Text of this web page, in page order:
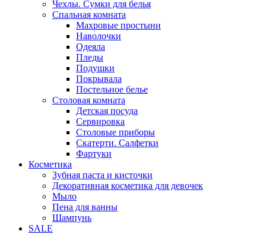
Чехлы. Сумки для белья
Спальная комната
Махровые простыни
Наволочки
Одеяла
Пледы
Подушки
Покрывала
Постельное белье
Столовая комната
Детская посуда
Сервировка
Столовые приборы
Скатерти. Салфетки
Фартуки
Косметика
Зубная паста и кисточки
Декоративная косметика для девочек
Мыло
Пена для ванны
Шампунь
SALE